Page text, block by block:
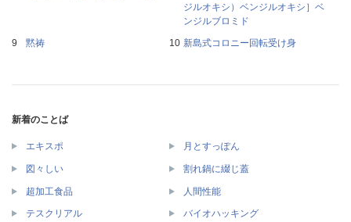
ジルオキシ）ベンジルオキシ］ベ
ンジルブロミド
黙祷
新島式コロニー回転受け身
新着のことば
エキスポ 月とすっぽん
図々しい 割れ鍋に綴じ蓋
超加工食品 人間性能
テスクリアル バイオハッキング